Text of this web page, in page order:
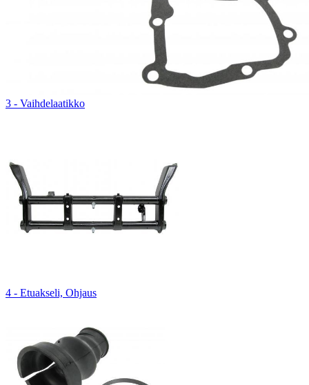
3 - Vaihdelaatikko
4 - Etuakseli, Ohjaus